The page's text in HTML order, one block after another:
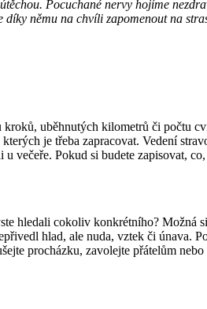
Pocuchané nervy hojíme
díky němu na chvíli zapomenout na
uběhnutých kilometrů či počtu
je třeba zapracovat. Vedení
večeře. Pokud si budete zapisovat,
hledali cokoliv konkrétního?
hlad, ale nuda, vztek či únava.
procházku, zavolejte přátelům nebo